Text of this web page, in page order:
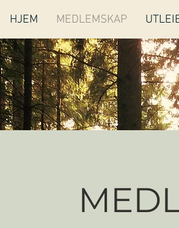
HJEM MEDLEMSKAP